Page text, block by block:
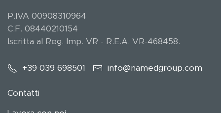
P.IVA 00908310964
C.F. 08440210154
Iscritta al Reg. Imp. VR - R.E.A. VR-468458.
+39 039 698501 info@namedgroup.com
Contatti